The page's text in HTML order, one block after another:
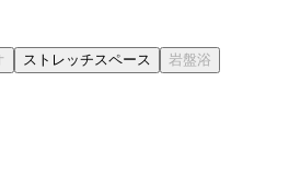
ストレッチスペース